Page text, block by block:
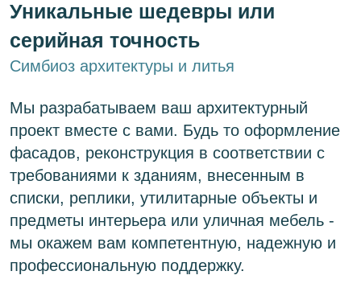
Уникальные шедевры или
серийная точность
Симбиоз архитектуры и литья
Мы разрабатываем ваш архитектурный
проект вместе с вами. Будь то оформление
фасадов, реконструкция в соответствии с
требованиями к зданиям, внесенным в
списки, реплики, утилитарные объекты и
предметы интерьера или уличная мебель -
мы окажем вам компетентную, надежную и
профессиональную поддержку.